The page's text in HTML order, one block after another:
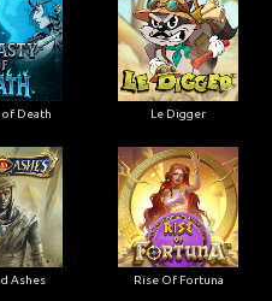
of Death Le Digger
Ashes Rise Of Fortuna